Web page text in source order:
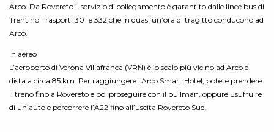
Arco. Da Rovereto il servizio di collegamento è garantito dalle linee bus di
Trentino Trasporti 301 e 332 che in quasi un’ora di tragitto conducono ad
Arco.
In aereo
L’aeroporto di Verona Villafranca (VRN) è lo scalo più vicino ad Arco e
dista a circa 85 km. Per raggiungere l'Arco Smart Hotel, potete prendere
il treno fino a Rovereto e poi proseguire con il pullman, oppure usufruire
di un’auto e percorrere l’A22 fino all’uscita Rovereto Sud.